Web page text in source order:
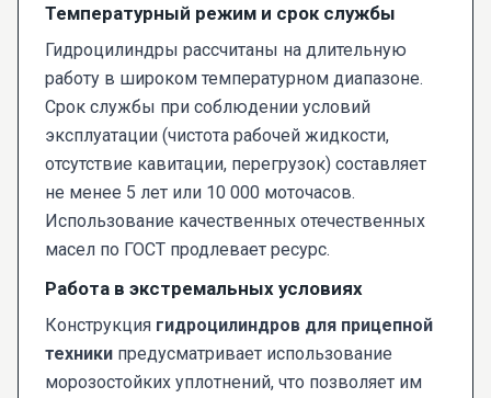
Температурный режим и срок службы
Гидроцилиндры рассчитаны на длительную
работу в широком температурном диапазоне.
Срок службы при соблюдении условий
эксплуатации (чистота рабочей жидкости,
отсутствие кавитации, перегрузок) составляет
не менее 5 лет или 10 000 моточасов.
Использование качественных отечественных
масел по ГОСТ продлевает ресурс.
Работа в экстремальных условиях
Конструкция гидроцилиндров для прицепной
техники предусматривает использование
морозостойких уплотнений, что позволяет им